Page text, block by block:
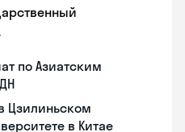
по Азиатским
Цзилиньском
в Китае